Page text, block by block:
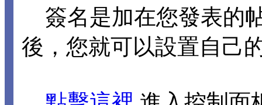
簽名是加在您發表的
後，您就可以設置自己